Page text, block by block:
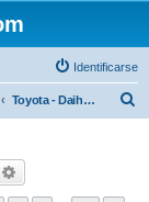
Identificarse
Toyota - Daihatsu - Lexus